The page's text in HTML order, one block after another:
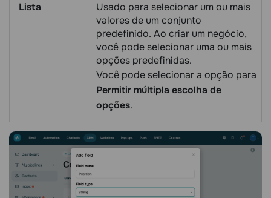
Lista
Usado para selecionar um ou mais
valores de um conjunto
predefinido. Ao criar um negócio,
você pode selecionar uma ou mais
opções predefinidas.
Você pode selecionar a opção para
Permitir múltipla escolha de
opções.